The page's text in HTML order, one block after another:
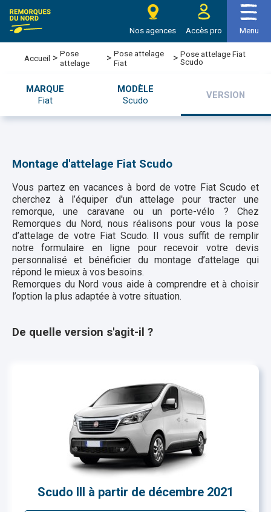
Nos agences Accès pro Menu
Accueil > Pose
attelage
> Pose attelage
Fiat
> Pose attelage Fiat
Scudo
MARQUE
Fiat
MODÈLE
Scudo
VERSION
Montage d'attelage Fiat Scudo
Vous partez en vacances à bord de votre Fiat Scudo et
cherchez à l’équiper d'un attelage pour tracter une
remorque, une caravane ou un porte-vélo ? Chez
Remorques du Nord, nous réalisons pour vous la pose
d’attelage de votre Fiat Scudo. Il vous suffit de remplir
notre formulaire en ligne pour recevoir votre devis
personnalisé et bénéficier du montage d’attelage qui
répond le mieux à vos besoins.
Remorques du Nord vous aide à comprendre et à choisir
l’option la plus adaptée à votre situation.
De quelle version s'agit-il ?
Scudo III à partir de décembre 2021